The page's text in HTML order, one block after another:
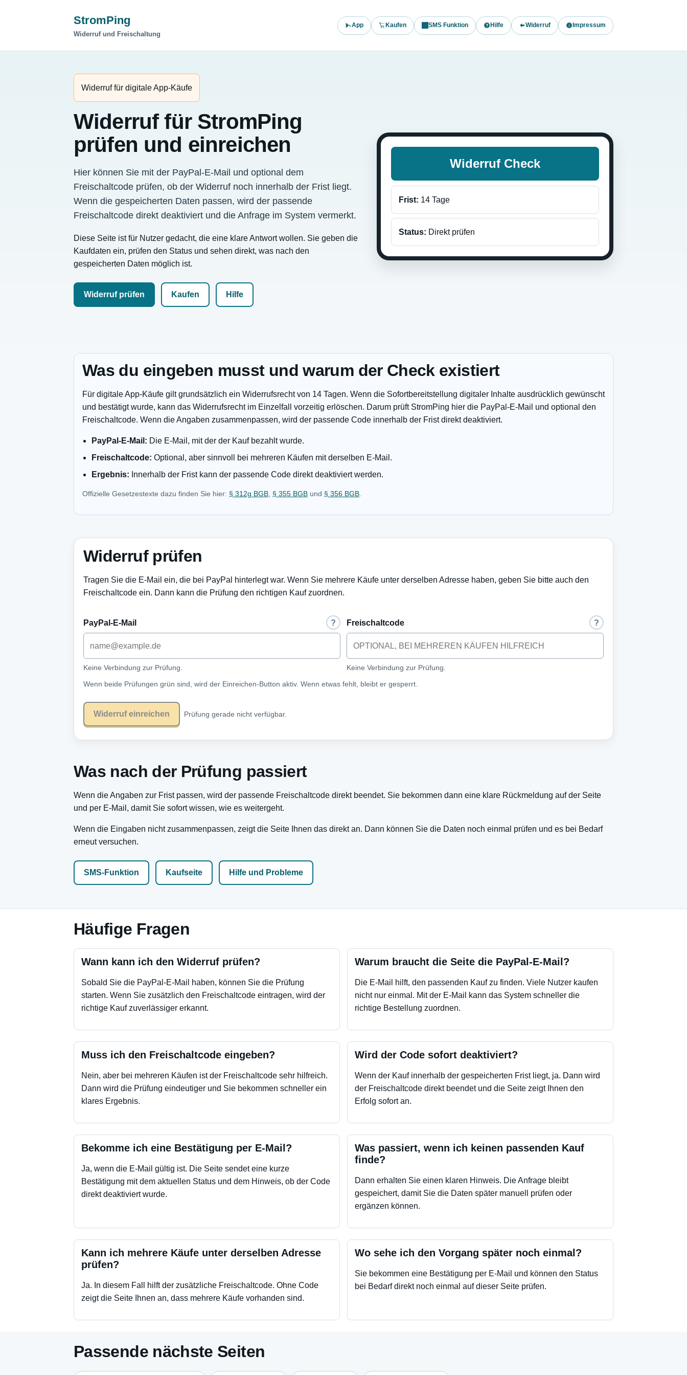
StromPing
Widerruf und Freischaltung
App Kaufen SMS Funktion Hilfe Widerruf Impressum
Widerruf für digitale App-Käufe
Widerruf für StromPing
prüfen und einreichen
Hier können Sie mit der PayPal-E-Mail und optional dem
Freischaltcode prüfen, ob der Widerruf noch innerhalb der Frist liegt.
Wenn die gespeicherten Daten passen, wird der passende
Freischaltcode direkt deaktiviert und die Anfrage im System vermerkt.
Diese Seite ist für Nutzer gedacht, die eine klare Antwort wollen. Sie geben die
Kaufdaten ein, prüfen den Status und sehen direkt, was nach den
gespeicherten Daten möglich ist.
Widerruf prüfen Kaufen Hilfe
Widerruf Check
Frist: 14 Tage
Status: Direkt prüfen
Was du eingeben musst und warum der Check existiert
Für digitale App-Käufe gilt grundsätzlich ein Widerrufsrecht von 14 Tagen. Wenn die Sofortbereitstellung digitaler Inhalte ausdrücklich gewünscht
und bestätigt wurde, kann das Widerrufsrecht im Einzelfall vorzeitig erlöschen. Darum prüft StromPing hier die PayPal-E-Mail und optional den
Freischaltcode. Wenn die Angaben zusammenpassen, wird der passende Code innerhalb der Frist direkt deaktiviert.
PayPal-E-Mail: Die E-Mail, mit der der Kauf bezahlt wurde.
Freischaltcode: Optional, aber sinnvoll bei mehreren Käufen mit derselben E-Mail.
Ergebnis: Innerhalb der Frist kann der passende Code direkt deaktiviert werden.
Offizielle Gesetzestexte dazu finden Sie hier: § 312g BGB § 355 BGB und § 356 BGB
Widerruf prüfen
Tragen Sie die E-Mail ein, die bei PayPal hinterlegt war. Wenn Sie mehrere Käufe unter derselben Adresse haben, geben Sie bitte auch den
Freischaltcode ein. Dann kann die Prüfung den richtigen Kauf zuordnen.
PayPal-E-Mail ?
Keine Verbindung zur Prüfung.
Freischaltcode ?
Keine Verbindung zur Prüfung.
Wenn beide Prüfungen grün sind, wird der Einreichen-Button aktiv. Wenn etwas fehlt, bleibt er gesperrt.
Widerruf einreichen Prüfung gerade nicht verfügbar.
Was nach der Prüfung passiert
Wenn die Angaben zur Frist passen, wird der passende Freischaltcode direkt beendet. Sie bekommen dann eine klare Rückmeldung auf der Seite
und per E-Mail, damit Sie sofort wissen, wie es weitergeht.
Wenn die Eingaben nicht zusammenpassen, zeigt die Seite Ihnen das direkt an. Dann können Sie die Daten noch einmal prüfen und es bei Bedarf
erneut versuchen.
SMS-Funktion Kaufseite Hilfe und Probleme
Häufige Fragen
Wann kann ich den Widerruf prüfen?
Sobald Sie die PayPal-E-Mail haben, können Sie die Prüfung
starten. Wenn Sie zusätzlich den Freischaltcode eintragen, wird der
richtige Kauf zuverlässiger erkannt.
Warum braucht die Seite die PayPal-E-Mail?
Die E-Mail hilft, den passenden Kauf zu finden. Viele Nutzer kaufen
nicht nur einmal. Mit der E-Mail kann das System schneller die
richtige Bestellung zuordnen.
Muss ich den Freischaltcode eingeben?
Nein, aber bei mehreren Käufen ist der Freischaltcode sehr hilfreich.
Dann wird die Prüfung eindeutiger und Sie bekommen schneller ein
klares Ergebnis.
Wird der Code sofort deaktiviert?
Wenn der Kauf innerhalb der gespeicherten Frist liegt, ja. Dann wird
der Freischaltcode direkt beendet und die Seite zeigt Ihnen den
Erfolg sofort an.
Bekomme ich eine Bestätigung per E-Mail?
Ja, wenn die E-Mail gültig ist. Die Seite sendet eine kurze
Bestätigung mit dem aktuellen Status und dem Hinweis, ob der Code
direkt deaktiviert wurde.
Was passiert, wenn ich keinen passenden Kauf
finde?
Dann erhalten Sie einen klaren Hinweis. Die Anfrage bleibt
gespeichert, damit Sie die Daten später manuell prüfen oder
ergänzen können.
Kann ich mehrere Käufe unter derselben Adresse
prüfen?
Ja. In diesem Fall hilft der zusätzliche Freischaltcode. Ohne Code
zeigt die Seite Ihnen an, dass mehrere Käufe vorhanden sind.
Wo sehe ich den Vorgang später noch einmal?
Sie bekommen eine Bestätigung per E-Mail und können den Status
bei Bedarf direkt noch einmal auf dieser Seite prüfen.
Passende nächste Seiten